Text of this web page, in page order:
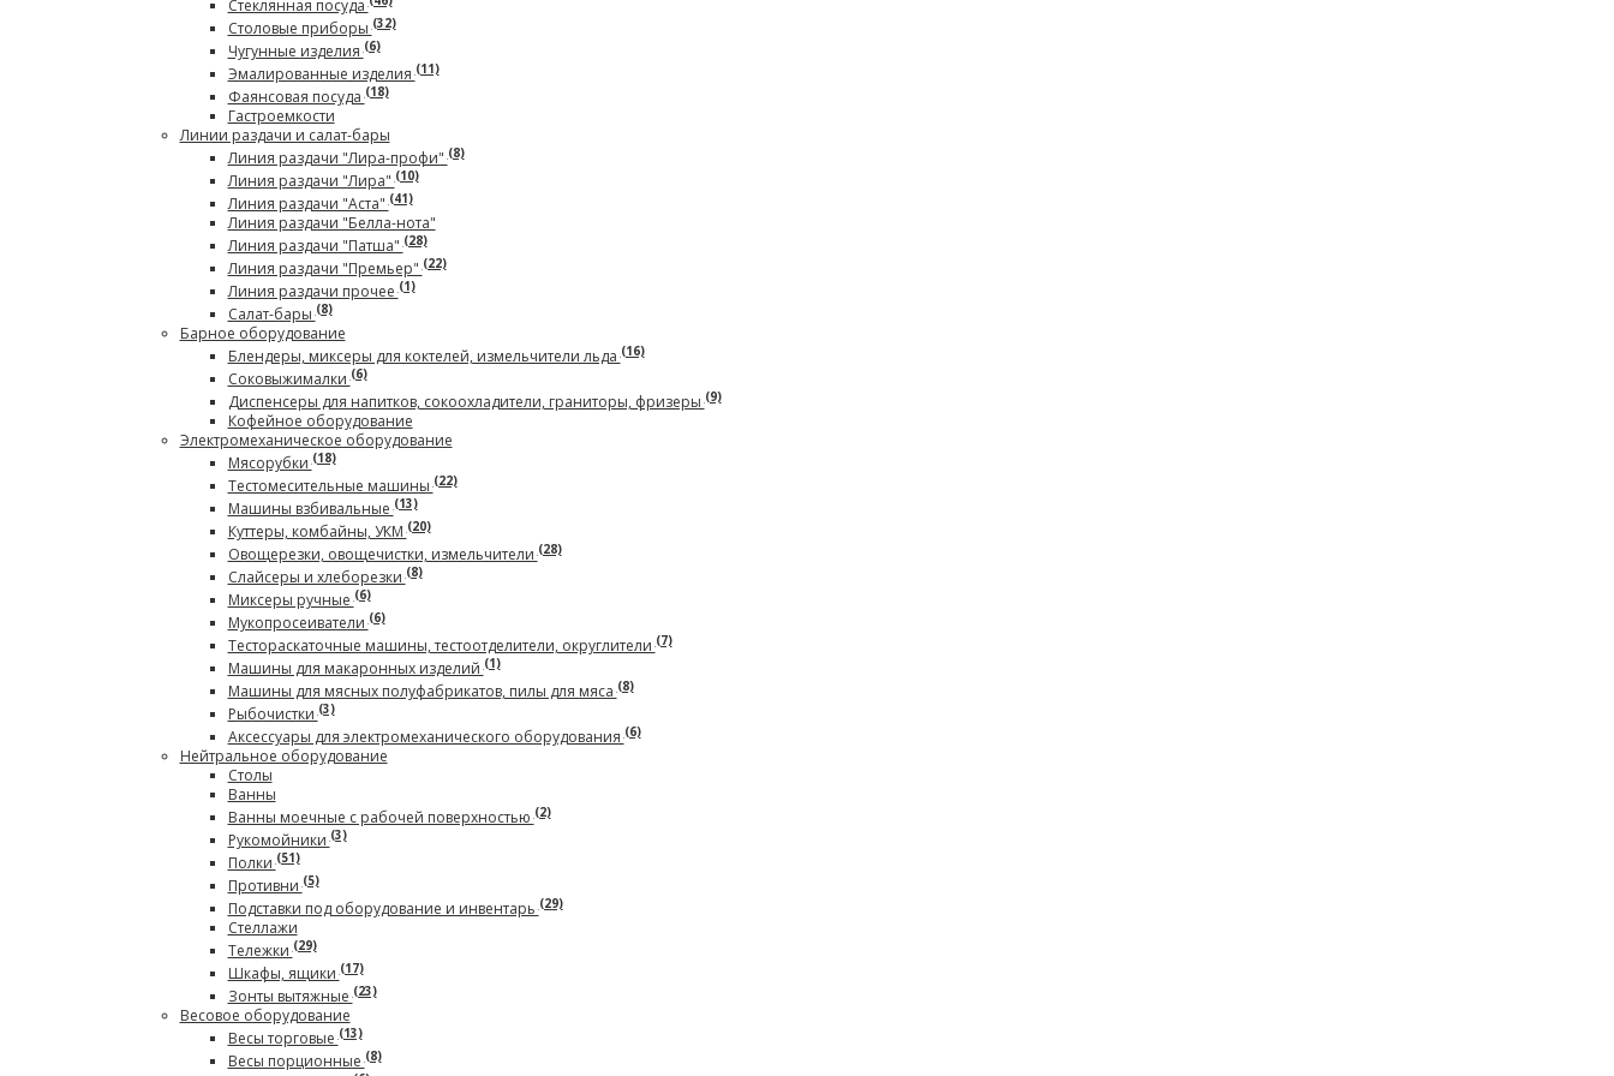
Стеклянная посуда
Столовые приборы(32)
Чугунные изделия(6)
Эмалированные изделия(11)
Фаянсовая посуда(18)
Гастроемкости
Линии раздачи и салат-бары
Линия раздачи "Лира-профи"(8)
Линия раздачи "Лира"(10)
Линия раздачи "Аста"(41)
Линия раздачи "Белла-нота"
Линия раздачи "Патша"(28)
Линия раздачи "Премьер"(22)
Линия раздачи прочее(1)
Салат-бары(8)
Барное оборудование
Блендеры, миксеры для коктелей, измельчители льда(16)
Соковыжималки(6)
Диспенсеры для напитков, сокоохладители, граниторы, фризеры(9)
Кофейное оборудование
Электромеханическое оборудование
Мясорубки(18)
Тестомесительные машины(22)
Машины взбивальные(13)
Куттеры, комбайны, УКМ(20)
Овощерезки, овощечистки, измельчители(28)
Слайсеры и хлеборезки(8)
Миксеры ручные(6)
Мукопросеиватели(6)
Тестораскаточные машины, тестоотделители, округлители(7)
Машины для макаронных изделий(1)
Машины для мясных полуфабрикатов, пилы для мяса(8)
Рыбочистки(3)
Аксессуары для электромеханического оборудования(6)
Нейтральное оборудование
Столы
Ванны
Ванны моечные с рабочей поверхностью(2)
Рукомойники(3)
Полки(51)
Противни(5)
Подставки под оборудование и инвентарь(29)
Стеллажи
Тележки(29)
Шкафы, ящики(17)
Зонты вытяжные(23)
Весовое оборудование
Весы торговые(13)
Весы порционные(8)